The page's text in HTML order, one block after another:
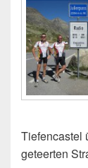
Tiefencastel
geteerten